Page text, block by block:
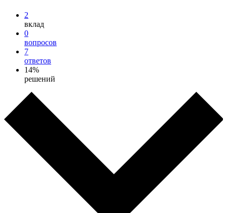
2
вклад
0
вопросов
7
ответов
14%
решений